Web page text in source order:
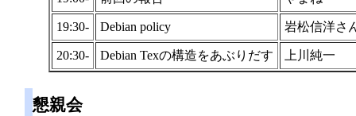
19:30- Debian policy 岩松信洋さ
20:30- Debian Texの構造をあぶりだす 上川純一
懇親会